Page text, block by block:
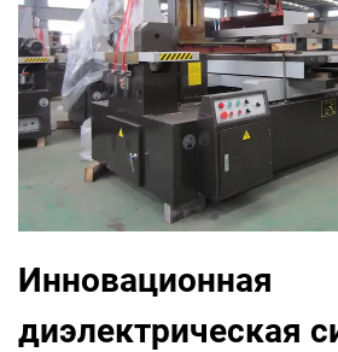
Инновационная
диэлектрическая